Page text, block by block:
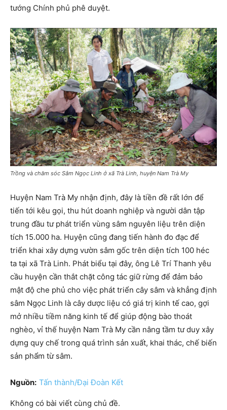
tướng Chính phủ phê duyệt.
Trồng và chăm sóc Sâm Ngọc Linh ở xã Trà Linh, huyện Nam Trà My
Huyện Nam Trà My nhận định, đây là tiền đề rất lớn để
tiến tới kêu gọi, thu hút doanh nghiệp và người dân tập
trung đầu tư phát triển vùng sâm nguyên liệu trên diện
tích 15.000 ha. Huyện cũng đang tiến hành đo đạc để
triển khai xây dựng vườn sâm gốc trên diện tích 100 héc
ta tại xã Trà Linh. Phát biểu tại đây, ông Lê Trí Thanh yêu
cầu huyện cần thắt chặt công tác giữ rừng để đảm bảo
mật độ che phủ cho việc phát triển cây sâm và khẳng định
sâm Ngọc Linh là cây dược liệu có giá trị kinh tế cao, gợi
mở nhiều tiềm năng kinh tế để giúp động bào thoát
nghèo, vỉ thế huyện Nam Trà My cần nâng tầm tư duy xây
dựng quy chế trong quá trình sản xuất, khai thác, chế biến
sản phẩm từ sâm.
Nguồn: Tấn thành/Đại Đoàn Kết
Không có bài viết cùng chủ đề.